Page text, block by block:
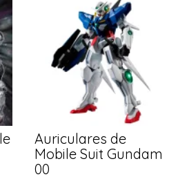
Auriculares de
Mobile Suit Gundam
00